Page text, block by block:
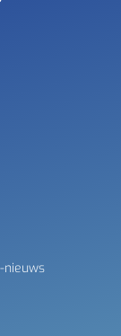
nieuws